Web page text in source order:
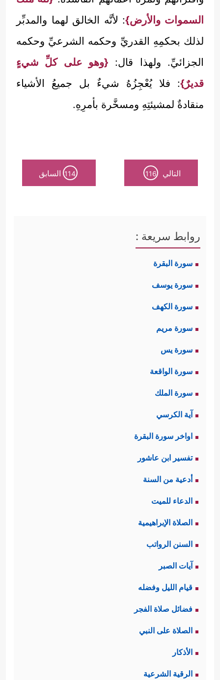
السموات والأرض}: لأنَّه الخالق لهما والمدبِّر
لذلك بحكمِهِ القدريِّ وحكمه الشرعيِّ وحكمه
الجزائيِّ. ولهذا قال: {وهو على كلِّ شيءٍ
قديرٌ}: فلا يُعْجِزُهُ شيءٌ بل جميعُ الأشياء
منقادةٌ لمشيئتِهِ ومسخَّرة بأمرِهِ.
التالي 116
114 السابق
روابط سريعة :
سورة البقرة
سورة يوسف
سورة الكهف
سورة مريم
سورة يس
سورة الواقعة
سورة الملك
آية الكرسي
اواخر سورة البقرة
تفسير ابن عاشور
أدعية من السنة
الدعاء للميت
الصلاة الإبراهيمية
السنن الرواتب
آيات الصبر
قيام الليل وفضله
فضائل صلاة الفجر
الصلاة على النبي
الأذكار
الرقية الشرعية